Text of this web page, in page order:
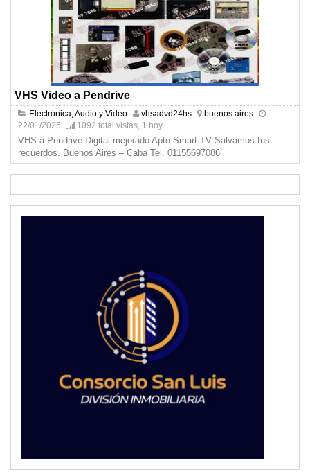
VHS Video a Pendrive
Electrónica, Audio y Video vhsadvd24hs
buenos aires
22/01/2025
1092 total vistas, 1 hoy
VHS a Pendrive Digital mejorado Apto Smart TV Salvamos tus
recuerdos. Buenos Aires – Caba Tel. 01155697086